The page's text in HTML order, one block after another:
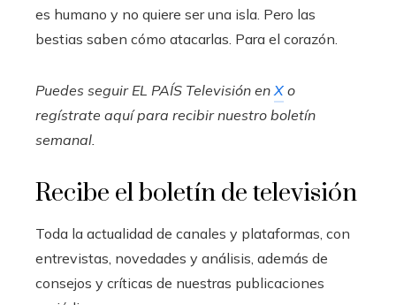
es humano y no quiere ser una isla. Pero las
bestias saben cómo atacarlas. Para el corazón.
Puedes seguir EL PAÍS Televisión en X o
regístrate aquí para recibirnuestro boletín
semanal
Recibe el boletín de televisión
Toda la actualidad de canales y plataformas, con
entrevistas, novedades y análisis, además de
consejos y críticas de nuestras publicaciones